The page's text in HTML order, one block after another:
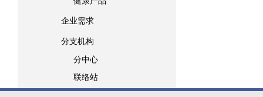
企业需求
分支机构
分中心
联络站